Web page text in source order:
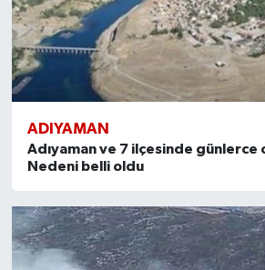
ADIYAMAN
Adıyaman ve 7 ilçesinde günlerce
Nedeni belli oldu